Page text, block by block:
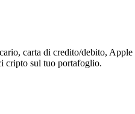
carta di credito/debito, Apple
cripto sul tuo portafoglio.